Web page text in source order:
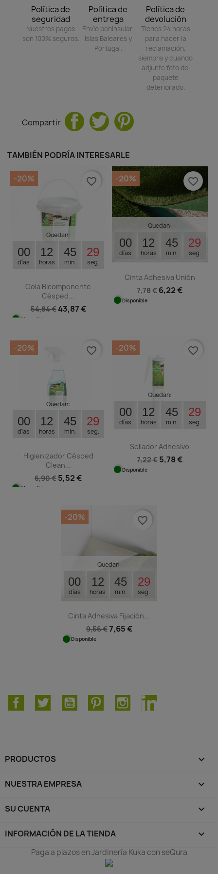
Política de
seguridad
Nuestros pagos
son 100% seguros.
Política de
entrega
Envío peninsular,
Islas Baleares y
Portugal.
Política de
devolución
Tienes 24 horas
para hacer la
reclamación,
siempre y cuando
adjunte foto del
paquete
deteriorado.
Compartir
TAMBIÉN PODRÍA INTERESARLE
Quedan:
00
días
12
horas
45
min.
29
seg.
Cola Bicomponente
Césped...
54,84 € 43,87 €
Disponible
-20% favorite_border
Quedan:
00
días
12
horas
45
min.
29
seg.
Cinta Adhesiva Unión
7,78 €6,22 €
Disponible
-20% favorite_border
Quedan:
00
días
12
horas
45
min.
29
seg.
Higienizador Césped
Clean...
6,90 € 5,52 €
Disponible
-20% favorite_border
Quedan:
00
días
12
horas
45
min.
29
seg.
Sellador Adhesivo
7,22 €5,78 €
Disponible
-20% favorite_border
Quedan:
00
días
12
horas
45
min.
29
seg.
Cinta Adhesiva Fijación...
9,56 €7,65 €
Disponible
-20% favorite_border
FacebookTwitter YouTube PinterestInstagramLinkedIn
PRODUCTOS 
NUESTRA EMPRESA 
SU CUENTA 
INFORMACIÓN DE LA TIENDA keyboard_arrow_down
Paga a plazos en Jardinería Kuka con seQura